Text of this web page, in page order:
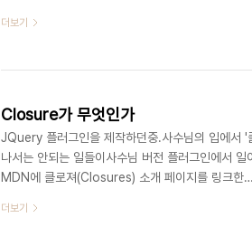
define(['beans/Bless/BlessDesc','beans/
JS에는 모..
더보기
Closure가 무엇인가
JQuery 플러그인을 제작하던중.사수님의 입에서 '
나서는 안되는 일들이사수님 버전 플러그인에서
MDN에 클로져(Closures) 소개 페이지를 링크한
손과 열개의 손가락을 보유중이기 때문에 저 링크
더보기